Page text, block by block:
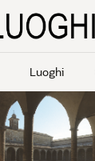
Luoghi